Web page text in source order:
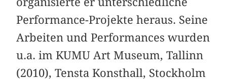
Performance-Projekte heraus. Seine
Arbeiten und Performances wurden
u.a. im KUMU Art Museum, Tallinn
(2010), Tensta Konsthall, Stockholm